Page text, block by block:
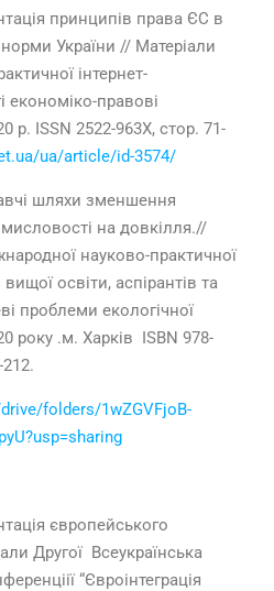
принципів права ЄС в
норми України // Матеріали
iнтернет-
економіко-правові
р. ISSN 2522-963Х, стор. 71-
ua/article/id-3574/
шляхи зменшення
на довкілля.//
науково-практичної
освіти, аспірантів та
проблеми екологічної
року .м. Харків ISBN 978-
folders/1wZGVFjoB-
європейського
Другої Всеукраїнська
“Євроінтеграція